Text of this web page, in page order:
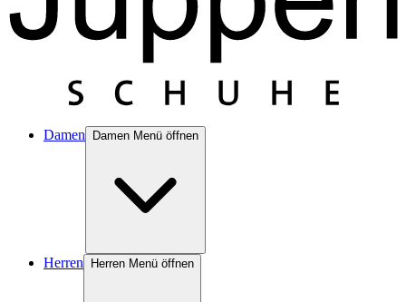
Damen Damen Menü öffnen
Herren Herren Menü öffnen